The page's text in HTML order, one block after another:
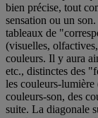
bien précise, tout
sensation ou un
tableaux de
(visuelles,
couleurs. Il y aura
etc., distinctes des
les couleurs-lumière
couleurs-son, des
suite. La diagonale